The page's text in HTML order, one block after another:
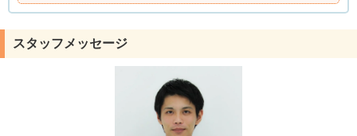
スタッフメッセージ